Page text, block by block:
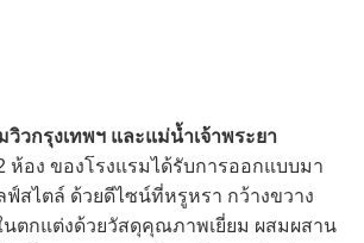
วกรุงเทพฯ และแม่น้ำเจ้าพระยา
ง ของโรงแรมได้รับการออกแบบมา
ฟ์สไตล์ ด้วยดีไซน์ที่หรูหรา กว้างขวาง
นตกแต่งด้วยวัสดุคุณภาพเยี่ยม ผสมผสาน